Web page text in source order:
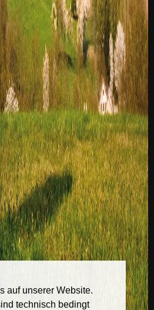
auf unserer Website.
technisch bedingt